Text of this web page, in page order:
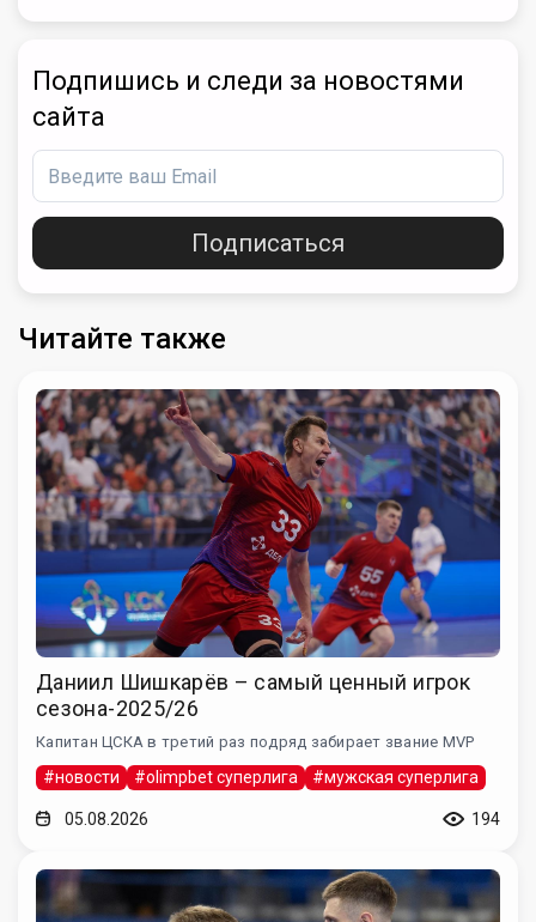
Подпишись и следи за новостями
сайта
Подписаться
Читайте также
Даниил Шишкарёв – самый ценный игрок
сезона-2025/26
Капитан ЦСКА в третий раз подряд забирает звание MVP
#новости #olimpbet суперлига #мужская суперлига
05.08.2026 194